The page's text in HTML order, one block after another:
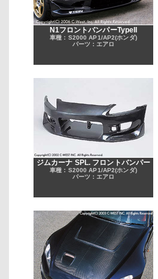
N1フロントバンパーTypeII
車種：S2000 AP1/AP2(ホンダ)
パーツ：エアロ
ジムカーナ SPL. フロントバンパー
車種：S2000 AP1/AP2(ホンダ)
パーツ：エアロ